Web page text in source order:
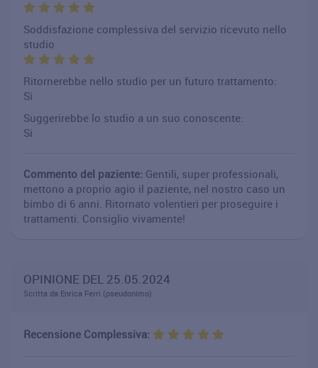
Soddisfazione complessiva del servizio ricevuto nello
studio
Ritornerebbe nello studio per un futuro trattamento:
Si
Suggerirebbe lo studio a un suo conoscente:
Si
Commento del paziente: Gentili, super professionali,
mettono a proprio agio il paziente, nel nostro caso un
bimbo di 6 anni. Ritornato volentieri per proseguire i
trattamenti. Consiglio vivamente!
OPINIONE DEL 25.05.2024
Scritta da Enrica Ferri (pseudonimo)
Recensione Complessiva: